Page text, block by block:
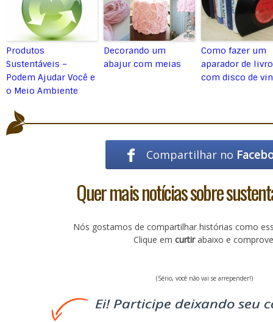
Produtos
Sustentáveis –
Podem Ajudar Você e
o Meio Ambiente
Decorando um
abajur com meias
Como fazer um
aparador de
com disco de
Compartilhar no
Quer mais notícias sobre
Nós gostamos de compartilhar histórias como
Clique em curtirabaixo e
(Sério, você não vai se arrepender!)